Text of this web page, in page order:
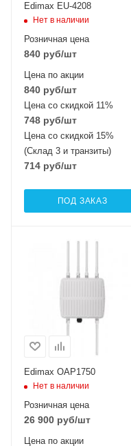
Edimax EU-4208
Нет в наличии
Розничная цена
840 руб/шт
Цена по акции
840 руб/шт
Цена со скидкой 11%
748 руб/шт
Цена со скидкой 15%
(Склад 3 и транзиты)
714 руб/шт
ПОД ЗАКАЗ
Edimax OAP1750
Нет в наличии
Розничная цена
26 900 руб/шт
Цена по акции